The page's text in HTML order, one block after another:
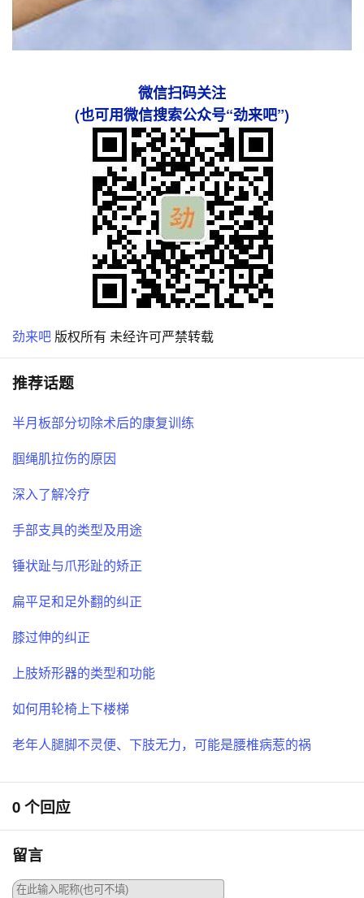
微信扫码关注
(也可用微信搜索公众号“劲来吧”)
劲来吧 版权所有 未经许可严禁转载
推荐话题
半月板部分切除术后的康复训练
腘绳肌拉伤的原因
深入了解冷疗
手部支具的类型及用途
锤状趾与爪形趾的矫正
扁平足和足外翻的纠正
膝过伸的纠正
上肢矫形器的类型和功能
如何用轮椅上下楼梯
老年人腿脚不灵便、下肢无力，可能是腰椎病惹的祸
0 个回应
留言